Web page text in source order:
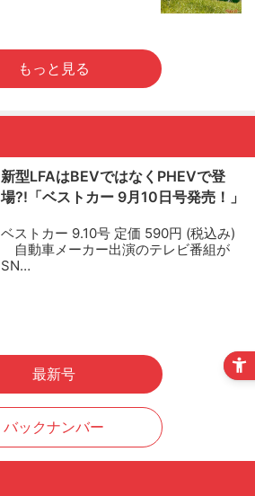
もっと見る
新型LFAはBEVではなくPHEVで登
場?!「ベストカー 9月10日号発売！」
ベストカー 9.10号 定価 590円 (税込み)
自動車メーカー出演のテレビ番組が
SN…
最新号
バックナンバー